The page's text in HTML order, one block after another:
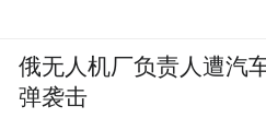
俄无人机厂负责人遭汽
弹袭击